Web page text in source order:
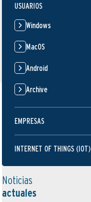
USUARIOS
Windows
MacOS
Android
Archive
EMPRESAS
INTERNET OF THINGS (IOT)
Noticias
actuales